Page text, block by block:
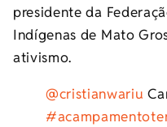
presidente da
Indígenas de Mato
ativismo.
@cristianwariu